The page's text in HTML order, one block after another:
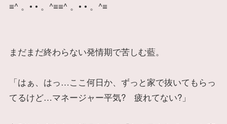
≡^ 。• • 。^≡≡^ 。• • 。^≡
まだまだ終わらない発情期で苦しむ藍。
「はぁ、はっ…ここ何日か、ずっと家で抜いてもらっ
てるけど…マネージャー平気? 疲れてない?」